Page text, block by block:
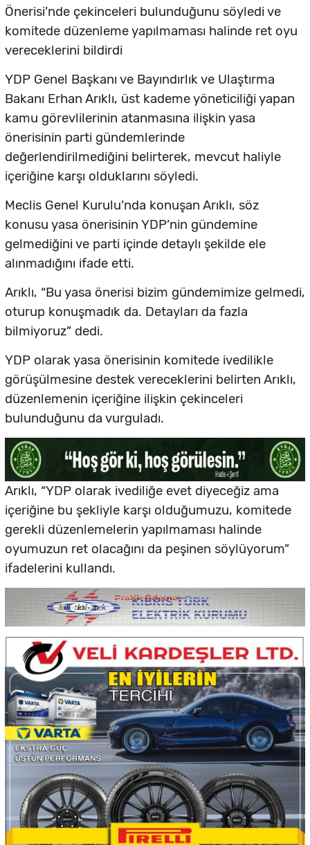
Önerisi’nde çekinceleri bulunduğunu söyledi ve
komitede düzenleme yapılmaması halinde ret oyu
vereceklerini bildirdi
YDP Genel Başkanı ve Bayındırlık ve Ulaştırma
Bakanı Erhan Arıklı, üst kademe yöneticiliği yapan
kamu görevlilerinin atanmasına ilişkin yasa
önerisinin parti gündemlerinde
değerlendirilmediğini belirterek, mevcut haliyle
içeriğine karşı olduklarını söyledi.
Meclis Genel Kurulu’nda konuşan Arıklı, söz
konusu yasa önerisinin YDP’nin gündemine
gelmediğini ve parti içinde detaylı şekilde ele
alınmadığını ifade etti.
Arıklı, “Bu yasa önerisi bizim gündemimize gelmedi,
oturup konuşmadık da. Detayları da fazla
bilmiyoruz” dedi.
YDP olarak yasa önerisinin komitede ivedilikle
görüşülmesine destek vereceklerini belirten Arıklı,
düzenlemenin içeriğine ilişkin çekinceleri
bulunduğunu da vurguladı.
Arıklı, “YDP olarak ivediliğe evet diyeceğiz ama
içeriğine bu şekliyle karşı olduğumuzu, komitede
gerekli düzenlemelerin yapılmaması halinde
oyumuzun ret olacağını da peşinen söylüyorum”
ifadelerini kullandı.